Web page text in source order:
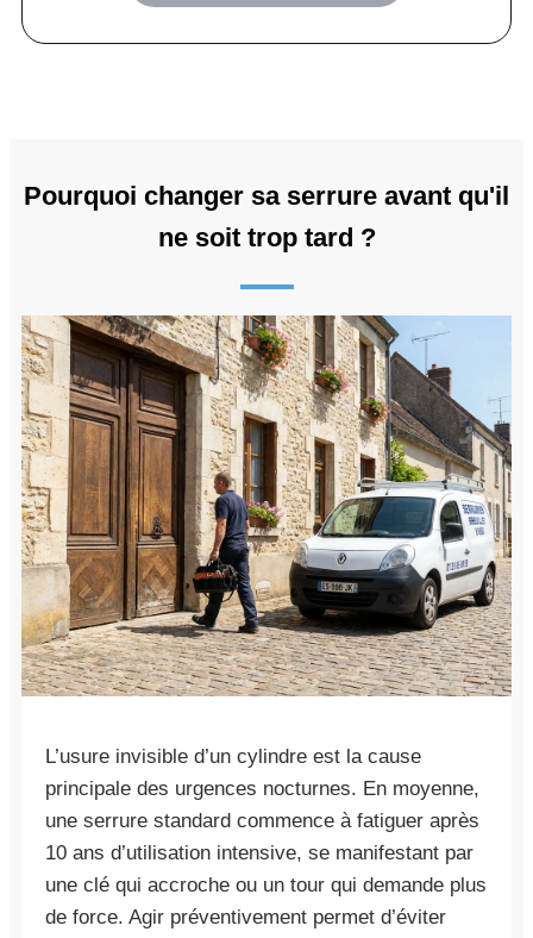
Pourquoi changer sa serrure avant qu'il
ne soit trop tard ?
L’usure invisible d’un cylindre est la cause
principale des urgences nocturnes. En moyenne,
une serrure standard commence à fatiguer après
10 ans d’utilisation intensive, se manifestant par
une clé qui accroche ou un tour qui demande plus
de force. Agir préventivement permet d’éviter